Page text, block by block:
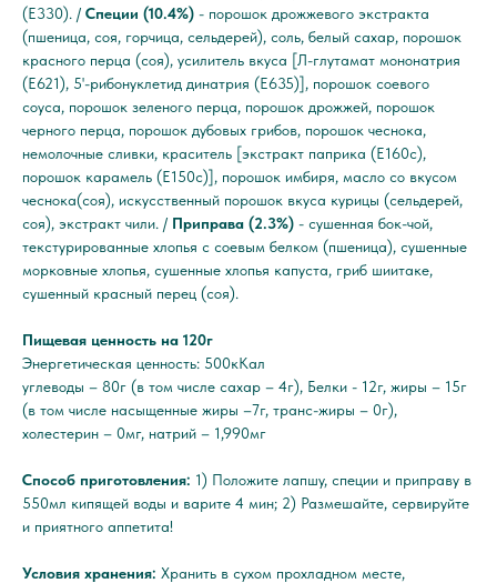
(E330). / Специи (10.4%) - порошок дрожжевого экстракта
(пшеница, соя, горчица, сельдерей), соль, белый сахар, порошок
красного перца (соя), усилитель вкуса [Л-глутамат мононатрия
(E621), 5'-рибонуклетид динатрия (E635)], порошок соевого
соуса, порошок зеленого перца, порошок дрожжей, порошок
черного перца, порошок дубовых грибов, порошок чеснока,
немолочные сливки, краситель [экстракт паприка (E160c),
порошок карамель (E150c)], порошок имбиря, масло со вкусом
чеснока(соя), искусственный порошок вкуса курицы (сельдерей,
соя), экстракт чили. / Приправа (2.3%) - сушенная бок-чой,
текстурированные хлопья с соевым белком (пшеница), сушенные
морковные хлопья, сушенные хлопья капуста, гриб шиитаке,
сушенный красный перец (соя).
Пищевая ценность на 120г
Энергетическая ценность: 500кКал
углеводы – 80г (в том числе сахар – 4г), Белки - 12г, жиры – 15г
(в том числе насыщенные жиры –7г, транс-жиры – 0г),
холестерин – 0мг, натрий – 1,990мг
Способ приготовления: 1) Положите лапшу, специи и приправу в
550мл кипящей воды и варите 4 мин; 2) Размешайте, сервируйте
и приятного аппетита!
Условия хранения: Хранить в сухом прохладном месте,